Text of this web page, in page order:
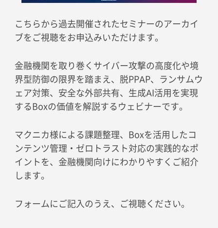
こちらから過去開催されたセミナーのアーカイ
ブをご視聴をお申込みいただけます。
金融機関を取り巻くサイバー攻撃の高度化や境
界型防御の限界を踏まえ、脱PPAP、ランサムウ
ェア対策、安全な外部共有、生成AI活用を実現
するBoxの価値を解説するウェビナーです。
マクニカ様による課題整理、Boxを活用したコ
ンテンツ管理・ゼロトラスト対応の実践的なポ
イントを、金融機関向けにわかりやすくご紹介
します。
フォームにご記入のうえ、ご視聴ください。